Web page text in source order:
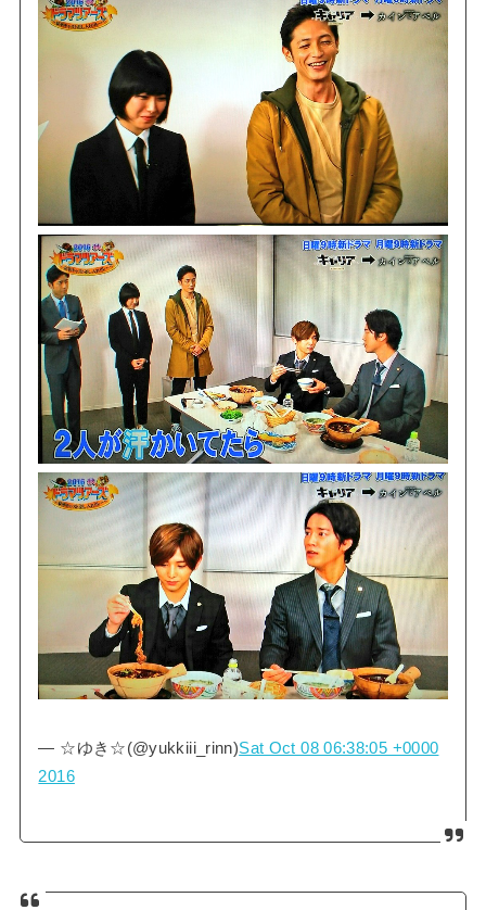
— ☆ゆき☆(@yukkiii_rinn)Sat Oct 08 06:38:05 +0000
2016